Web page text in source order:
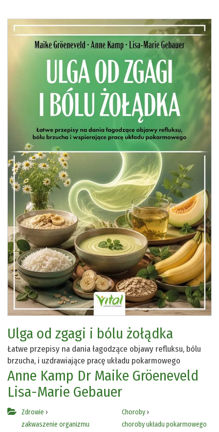
Ulga od zgagi i bólu żołądka
Łatwe przepisy na dania łagodzące objawy refluksu, bólu
brzucha, i uzdrawiające pracę układu pokarmowego
Anne Kamp Dr Maike Gröeneveld
Lisa-Marie Gebauer
Zdrowie ›
zakwaszenie organizmu
Choroby›
choroby układu pokarmowego